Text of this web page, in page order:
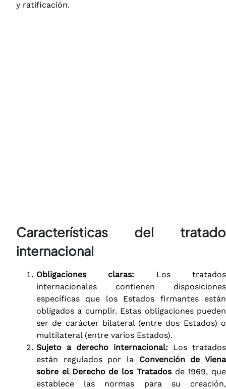
y ratificación.
Características del tratado
internacional
Obligaciones claras: Los tratados
internacionales contienen disposiciones
específicas que los Estados firmantes están
obligados a cumplir. Estas obligaciones pueden
ser de carácter bilateral (entre dos Estados) o
multilateral (entre varios Estados).
Sujeto a derecho internacional: Los tratados
están regulados por la Convención de Viena
sobre el Derecho de los Tratadosde 1969, que
establece las normas para su creación,